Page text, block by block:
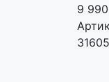
9 990